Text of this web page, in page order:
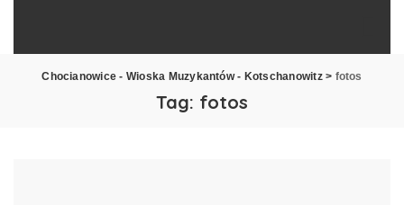
Chocianowice - Wioska Muzykantów - Kotschanowitz> fotos
Tag: fotos